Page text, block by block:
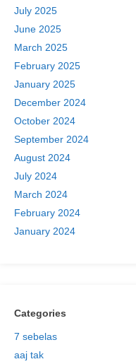
July 2025
June 2025
March 2025
February 2025
January 2025
December 2024
October 2024
September 2024
August 2024
July 2024
March 2024
February 2024
January 2024
Categories
7 sebelas
aaj tak